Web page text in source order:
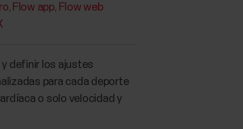
Flow app Flow web
definir los ajustes
para cada deporte
o solo velocidad y